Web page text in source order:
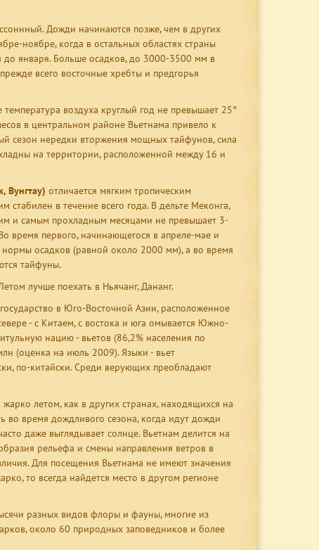
Дожди начинаются позже, чем в других
ноябре, когда в остальных областях страны
до января. Больше осадков, до 3000-3500 мм в
всего восточные хребты и предгорья
воздуха круглый год не превышает 25°
в центральном районе Вьетнама привело к
сезон нередки вторжения мощных тайфунов, сила
на территории, расположенной между 16 и
Вунгтау) отличается мягким тропическим
в течение всего года. В дельте Меконга,
и самым прохладным месяцами не превышает 3-
время первого, начинающегося в апреле-мае и
осадков (равной около 2000 мм), а во время
тайфуны.
лучше поехать в Ньячанг, Дананг.
в Юго-Восточной Азии, расположенное
- с Китаем, с востока и юга омывается Южно-
нацию - вьетов (86,2% населения по
(оценка на июль 2009). Языки - вьет
по-китайски. Среди верующих преобладают
летом, как в других странах, находящихся на
во время дождливого сезона, когда идут дожди
даже выглядывает солнце. Вьетнам делится на
рельефа и смены направления ветров в
Для посещения Вьетнама не имеют значения
то всегда найдется место в другом регионе
разных видов флоры и фауны, многие из
около 60 природных заповедников и более